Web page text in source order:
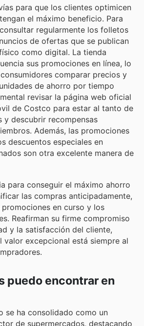
para que los clientes optimicen
el máximo beneficio. Para
regularmente los folletos
de ofertas que se publican
como digital. La tienda
sus promociones en línea, lo
comparar precios y
de ahorro por tiempo
revisar la página web oficial
de Costco para estar al tanto de
y descubrir recompensas
Además, las promociones
descuentos especiales en
son otra excelente manera de
para conseguir el máximo ahorro
las compras anticipadamente,
en curso y los
Reafirman su firme compromiso
y la satisfacción del cliente,
valor excepcional está siempre al
puedo encontrar en
se ha consolidado como un
de supermercados, destacando